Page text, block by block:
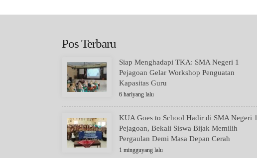
Pos Terbaru
Siap Menghadapi TKA: SMA Negeri 1
Pejagoan Gelar Workshop Penguatan
Kapasitas Guru
6 hariyang lalu
KUA Goes to School Hadir di SMA Negeri 1
Pejagoan, Bekali Siswa Bijak Memilih
Pergaulan Demi Masa Depan Cerah
1 mingguyang lalu